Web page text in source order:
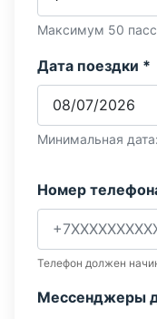
Максимум 50
Дата поездки *
Минимальная
Номер
Телефон должен
Мессенджеры